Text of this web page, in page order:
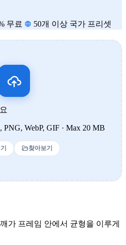
무료 50개 이상 국가 프리셋
PNG, WebP, GIF · Max 20 MB
찾아보기
가 프레임 안에서 균형을 이루게